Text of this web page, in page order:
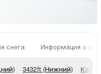
снега Информация о
3432ft (Нижний)